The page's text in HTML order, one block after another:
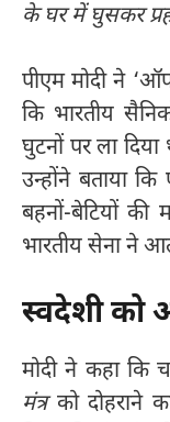
के घर में घुसकर
पीएम मोदी ने
कि भारतीय
घुटनों पर ला
उन्होंने बताया
बहनों-बेटियों की
भारतीय सेना ने
स्वदेशी को
मोदी ने कहा कि
मंत्रको दोहराने